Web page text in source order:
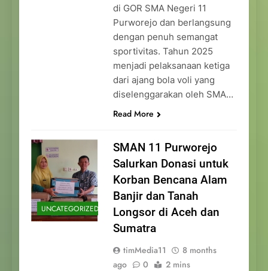
di GOR SMA Negeri 11
Purworejo dan berlangsung
dengan penuh semangat
sportivitas. Tahun 2025
menjadi pelaksanaan ketiga
dari ajang bola voli yang
diselenggarakan oleh SMA…
Read More
UNCATEGORIZED
SMAN 11 Purworejo
Salurkan Donasi untuk
Korban Bencana Alam
Banjir dan Tanah
Longsor di Aceh dan
Sumatra
timMedia11
8 months
ago
0 2 mins